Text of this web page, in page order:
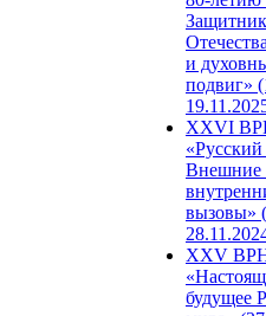
и
подвиг»
XXVI
Внешние
вызовы»
XXV
будущее